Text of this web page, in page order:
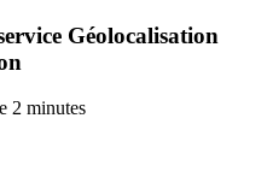
Géolocalisation
2 minutes